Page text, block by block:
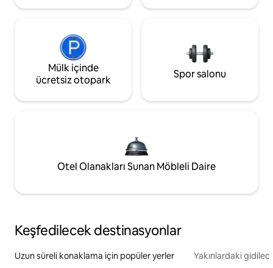
Mülk içinde
ücretsiz otopark
Spor salonu
Otel Olanakları Sunan Möbleli Daire
Keşfedilecek destinasyonlar
Uzun süreli konaklama için popüler yerler Yakınlardaki